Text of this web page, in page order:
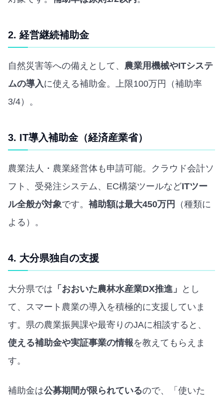
2. 経営継続補助金
自然災害等への備えとして、 農業用機械やITシステ
ムの導入に使える補助金。上限100万円（補助率
3/4）。
3. IT導入補助金（経済産業省）
農業法人・農業経営体も申請可能。クラウド会計ソ
フト、受発注システム、EC構築ツールなどITツー
ル全般が対象です。 補助額は最大450万円
（種類に
よる）。
4. 大分県独自の支援
大分県では 「おおいた農林水産業DX推進」
とし
て、スマート農業の導入を積極的に支援していま
す。県の農業振興課や最寄りのJAに相談すると、
使える補助金や実証事業の情報を教えてもらえま
す。
補助金は公募期間が限られているので、「使いた